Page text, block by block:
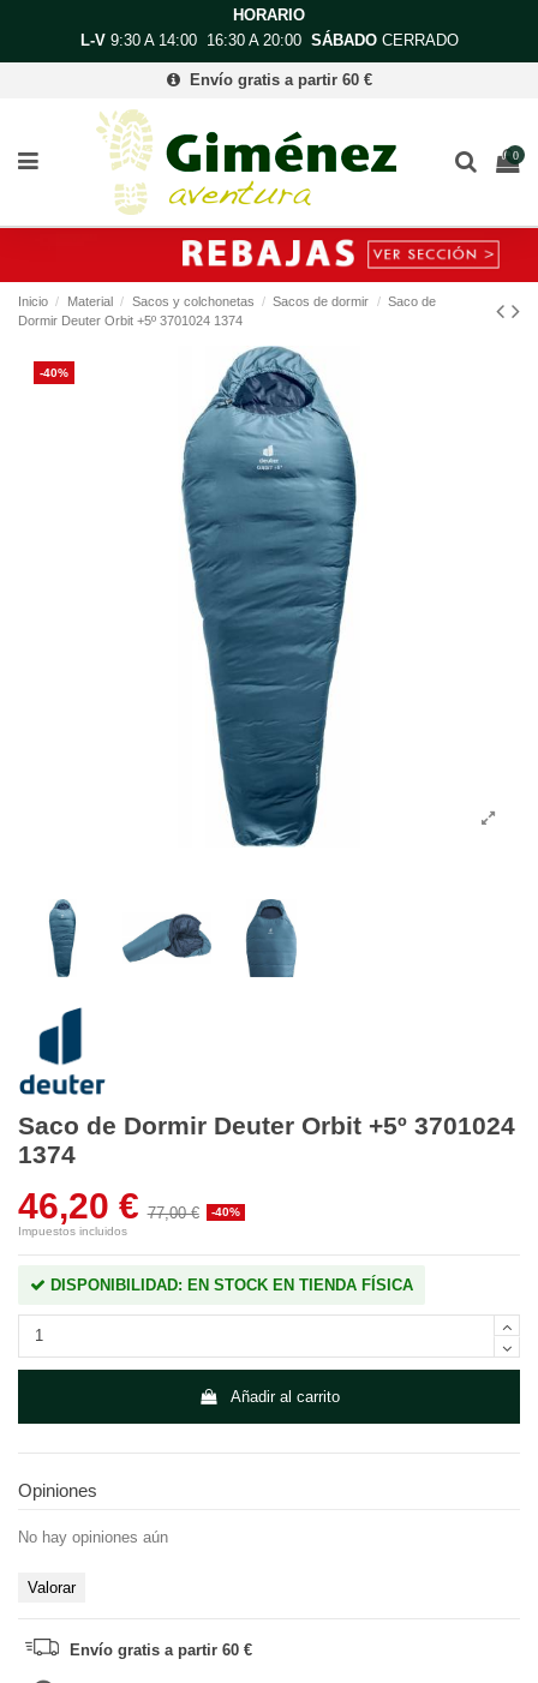
HORARIO
L-V9:30 A 14:00 16:30 A 20:00 SÁBADOCERRADO
Envío gratis a partir 60 €
0
Inicio Material Sacos y colchonetas Sacos de dormir
Saco de
Dormir Deuter Orbit +5º 3701024 1374
-40%
Saco de Dormir Deuter Orbit +5º 3701024
1374
46,20 € 77,00 €
-40%
Impuestos incluidos
DISPONIBILIDAD: EN STOCK EN TIENDA FÍSICA
Añadir al carrito
Opiniones
No hay opiniones aún
Valorar
Envío gratis a partir 60 €